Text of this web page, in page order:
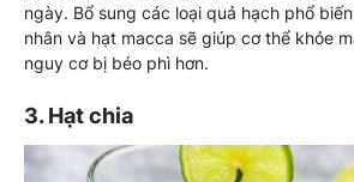
ngày. Bổ sung các loại quả hạch phổ
nhân và hạt macca sẽ giúp cơ thể khỏe
nguy cơ bị béo phì hơn.
3. Hạt chia